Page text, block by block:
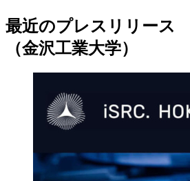
最近のプレスリリース
（金沢工業大学）